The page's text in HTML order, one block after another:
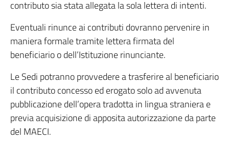
contributo sia stata allegata la sola lettera di intenti.
Eventuali rinunce ai contributi dovranno pervenire in
maniera formale tramite lettera firmata del
beneficiario o dell’Istituzione rinunciante.
Le Sedi potranno provvedere a trasferire al beneficiario
il contributo concesso ed erogato solo ad avvenuta
pubblicazione dell’opera tradotta in lingua straniera e
previa acquisizione di apposita autorizzazione da parte
del MAECI.